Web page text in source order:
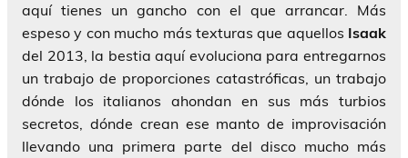
aquí tienes un gancho con el que arrancar. Más
espeso y con mucho más texturas que aquellos Isaak
del 2013, la bestia aquí evoluciona para entregarnos
un trabajo de proporciones catastróficas, un trabajo
dónde los italianos ahondan en sus más turbios
secretos, dónde crean ese manto de improvisación
llevando una primera parte del disco mucho más